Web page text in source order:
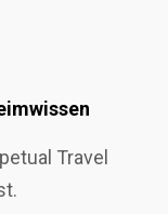
Travel